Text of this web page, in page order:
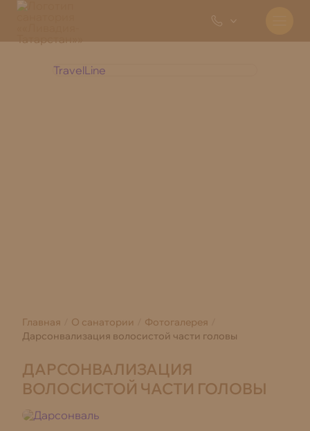
TravelLine
Главная О санатории
Фотогалерея
Дарсонвализация волосистой части головы
ДАРСОНВАЛИЗАЦИЯ
ВОЛОСИСТОЙ ЧАСТИ ГОЛОВЫ